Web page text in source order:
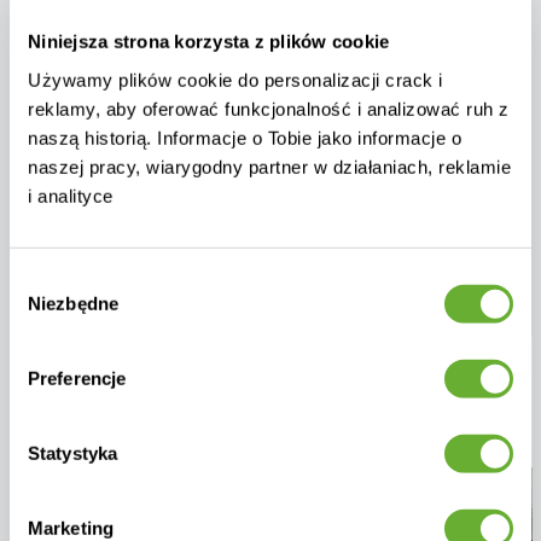
Niniejsza strona korzysta z plików cookie
Używamy plików cookie do personalizacji crack i
reklamy, aby oferować funkcjonalność i analizować ruh z
naszą historią. Informacje o Tobie jako informacje o
naszej pracy, wiarygodny partner w działaniach, reklamie
i analityce
zgody
Niezbędne
Preferencje
Statystyka
Marketing
Tworzymy atmosferę, w której Twój
ogród, taras lub strefa przy basenie
zamieniają się w miejsce relaksu,
inspiracji i estetyki. To coś więcej niż
tylko meble — topoczucie
przestrzeni, komfortu i piękna w
każdym detalu
projektowania przestrzeni outdoor
jednym miejscu. Zebraliśmy najlepsze
świeżym powietrzu była nie tylko
stylowa
Od pomysłu — do gotowego